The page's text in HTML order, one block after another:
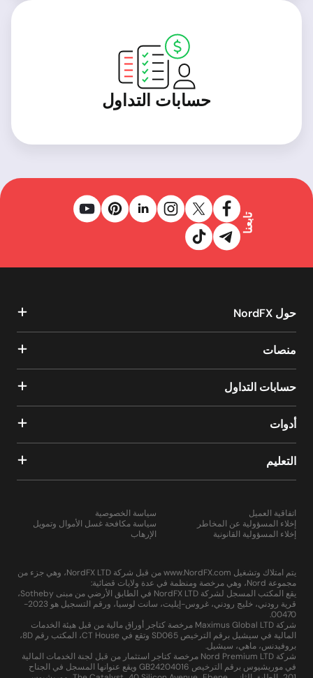
حسابات التداول
تابعنا
حول NordFX
منصات
حسابات التداول
أدوات
التعليم
اتفاقية العميل
إخلاء المسؤولية عن المخاطر
إخلاء المسؤولية القانونية
سياسة الخصوصية
سياسة مكافحة غسل الأموال وتمويل
الإرهاب
يتم امتلاك وتشغيل www.NordFX.com من قبل شركة NordFX LTD، وهي جزء من
مجموعة Nord، وهي مرخصة ومنظمة في عدة ولايات قضائية:
يقع المكتب المسجل لشركة NordFX LTD في الطابق الأرضي من مبنى Sotheby،
قرية رودني، خليج رودني، غروس-إيليت، سانت لوسيا، ورقم التسجيل هو 2023-
00470.
شركة Maximus Global LTD مرخصة كتاجر أوراق مالية من قبل هيئة الخدمات
المالية في سيشيل برقم الترخيص SD065 وتقع في CT House، المكتب رقم 8D،
بروفيدنس، ماهي، سيشيل.
شركة Nord Premium LTD مرخصة كتاجر استثمار من قبل لجنة الخدمات المالية
في موريشيوس برقم الترخيص GB24204016 ويقع عنوانها المسجل في الجناح